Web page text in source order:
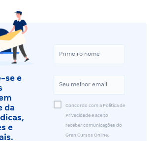
se e
da
e
Concordo com a Política de
Privacidade e aceito
receber comunicações do
Gran Cursos Online.